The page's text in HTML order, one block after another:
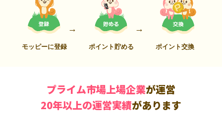
モッピーに登録 ポイント貯める ポイント交換
プライム市場上場企業が運営
20年以上の運営実績があります